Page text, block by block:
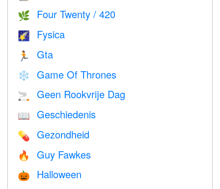
🌿 Four Twenty / 420
🌠 Fysica
🏃 Gta
❄️ Game Of Thrones
🚬 Geen Rookvrije Dag
📖 Geschiedenis
💊 Gezondheid
🔥 Guy Fawkes
🎃
Halloween